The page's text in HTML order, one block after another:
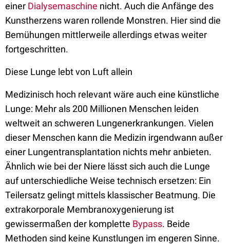
einer Dialysemaschine nicht. Auch die Anfänge des
Kunstherzens waren rollende Monstren. Hier sind die
Bemühungen mittlerweile allerdings etwas weiter
fortgeschritten.
Diese Lunge lebt von Luft allein
Medizinisch hoch relevant wäre auch eine künstliche
Lunge: Mehr als 200 Millionen Menschen leiden
weltweit an schweren Lungenerkrankungen. Vielen
dieser Menschen kann die Medizin irgendwann außer
einer Lungentransplantation nichts mehr anbieten.
Ähnlich wie bei der Niere lässt sich auch die Lunge
auf unterschiedliche Weise technisch ersetzen: Ein
Teilersatz gelingt mittels klassischer Beatmung. Die
extrakorporale Membranoxygenierung ist
gewissermaßen der komplette Bypass. Beide
Methoden sind keine Kunstlungen im engeren Sinne.